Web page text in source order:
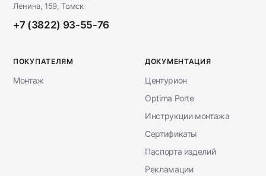
Ленина, 159, Томск
+7 (3822) 93-55-76
ПОКУПАТЕЛЯМ
Монтаж
ДОКУМЕНТАЦИЯ
Центурион
Optima Porte
Инструкции монтажа
Сертификаты
Паспорта изделий
Рекламации